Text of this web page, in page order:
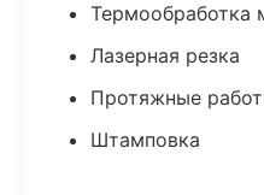
Термообработка
Лазерная резка
Протяжные
Штамповка